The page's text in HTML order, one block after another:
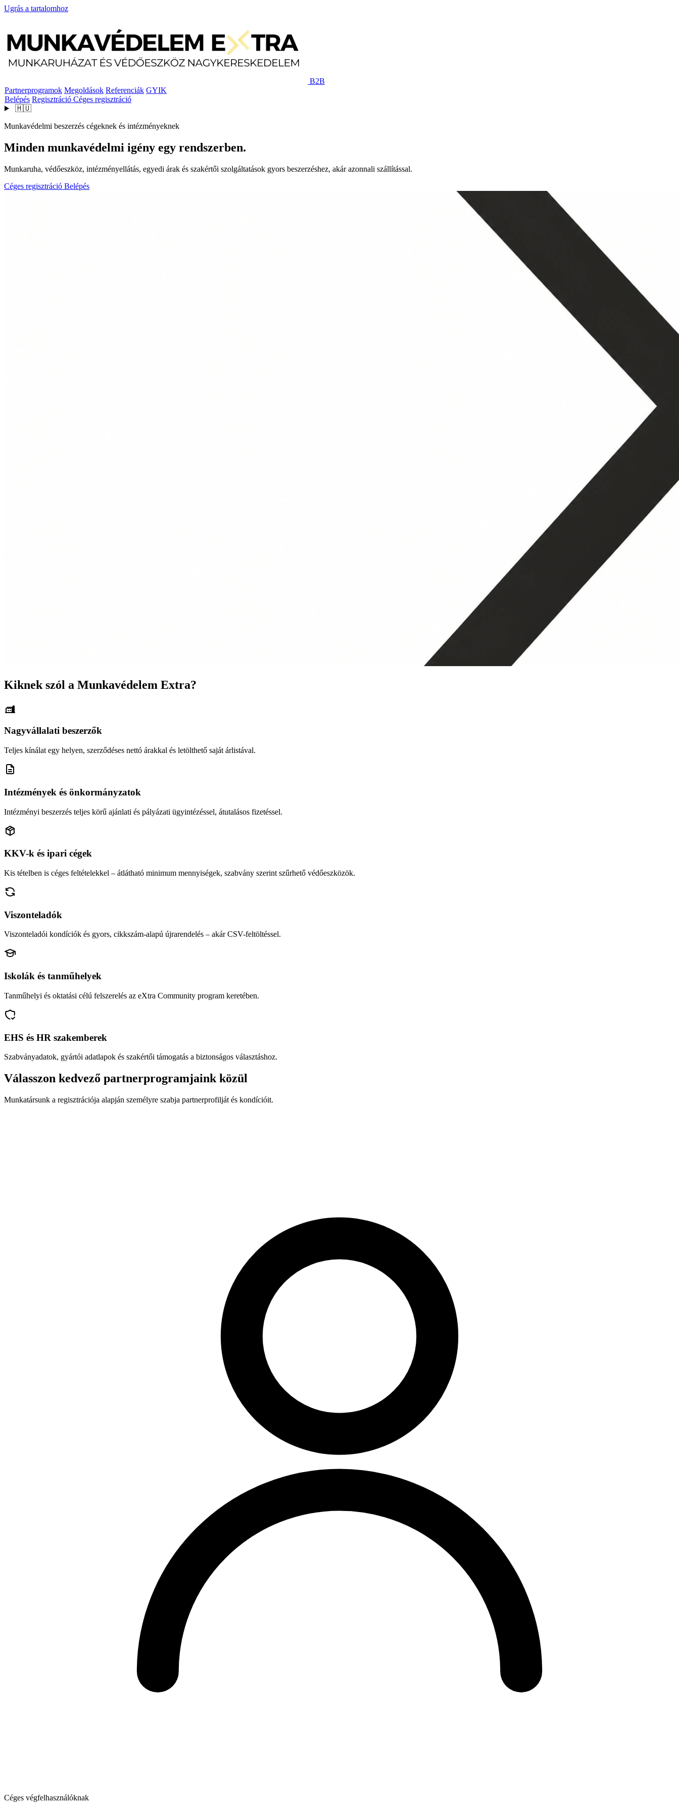
Ugrás a tartalomhoz
B2B
Partnerprogramok Megoldások Referenciák GYIK
Belépés Regisztráció Céges regisztráció
🇭🇺
Munkavédelmi beszerzés cégeknek és intézményeknek
Minden munkavédelmi igény egy rendszerben.
Munkaruha, védőeszköz, intézményellátás, egyedi árak és szakértői szolgáltatások gyors beszerzéshez, akár azonnali szállítással.
Céges regisztráció Belépés
Kiknek szól a Munkavédelem Extra?
Nagyvállalati beszerzők
Teljes kínálat egy helyen, szerződéses nettó árakkal és letölthető saját árlistával.
Intézmények és önkormányzatok
Intézményi beszerzés teljes körű ajánlati és pályázati ügyintézéssel, átutalásos fizetéssel.
KKV-k és ipari cégek
Kis tételben is céges feltételekkel – átlátható minimum mennyiségek, szabvány szerint szűrhető védőeszközök.
Viszonteladók
Viszonteladói kondíciók és gyors, cikkszám-alapú újrarendelés – akár CSV-feltöltéssel.
Iskolák és tanműhelyek
Tanműhelyi és oktatási célú felszerelés az eXtra Community program keretében.
EHS és HR szakemberek
Szabványadatok, gyártói adatlapok és szakértői támogatás a biztonságos választáshoz.
Válasszon kedvező partnerprogramjaink közül
Munkatársunk a regisztrációja alapján személyre szabja partnerprofilját és kondícióit.
Céges végfelhasználóknak